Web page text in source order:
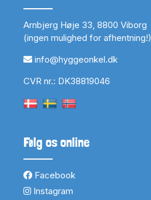
Arnbjerg Høje 33, 8800 Viborg
(ingen mulighed for afhentning!)
info@hyggeonkel.dk
CVR nr.: DK38819046
Følg os online
Facebook
Instagram